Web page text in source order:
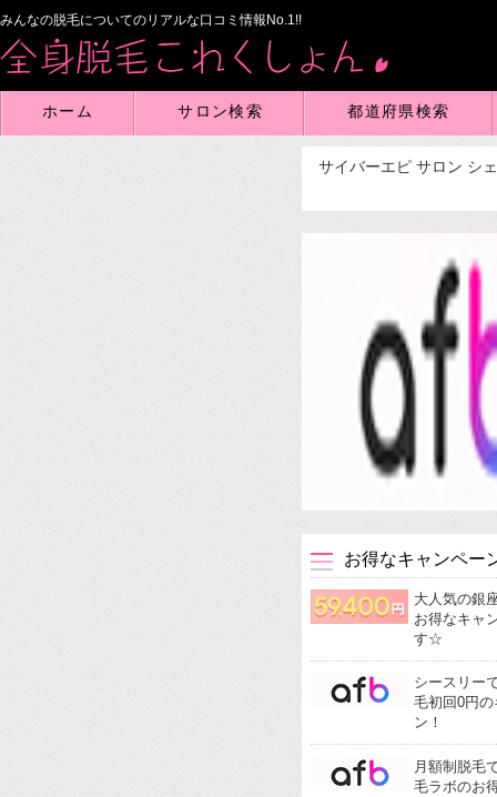
みんなの脱毛についてのリアルな口コミ情報No.1!!
ホーム サロン検索 都道府県検索
サイバーエピ サロン シ
お得なキャンペー
大人気の銀
お得なキャ
す☆
シースリー
毛初回0円
ン！
月額制脱毛
毛ラボのお